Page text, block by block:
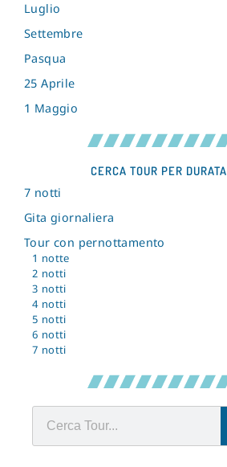
Luglio
Settembre
Pasqua
25 Aprile
1 Maggio
CERCA TOUR PER DURATA
7 notti
Gita giornaliera
Tour con pernottamento
1 notte
2 notti
3 notti
4 notti
5 notti
6 notti
7 notti